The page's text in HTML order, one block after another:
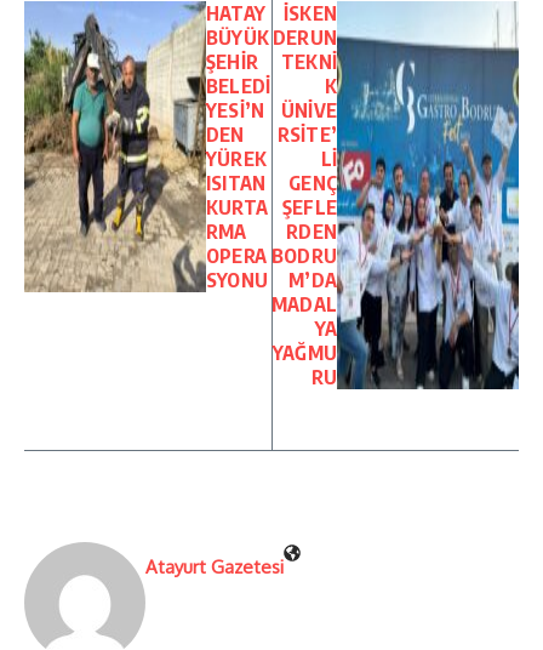
HATAY
BÜYÜK
ŞEHİR
BELEDİ
YESİ’N
DEN
YÜREK
ISITAN
KURTA
RMA
OPERA
SYONU
İSKEN
DERUN
TEKNİ
K
ÜNİVE
RSİTE’
Lİ
GENÇ
ŞEFLE
RDEN
BODRU
M’DA
MADAL
YA
YAĞMU
RU
Atayurt Gazetesi